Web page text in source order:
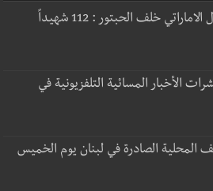
رجل الاعمال الاماراتي خلف الحبتور : 112 شهيداً
الأخبار المسائية التلفزيونية في
المحلية الصادرة في لبنان يوم الخميس